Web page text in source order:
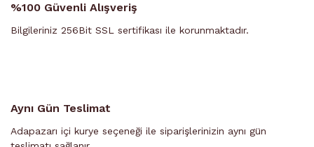
%100 Güvenli Alışveriş
Bilgileriniz 256Bit SSL sertifikası ile korunmaktadır.
Aynı Gün Teslimat
Adapazarı içi kurye seçeneği ile siparişlerinizin aynı gün